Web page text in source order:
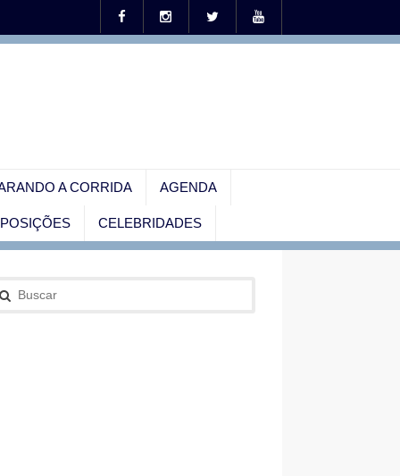
A CORRIDA AGENDA
CELEBRIDADES